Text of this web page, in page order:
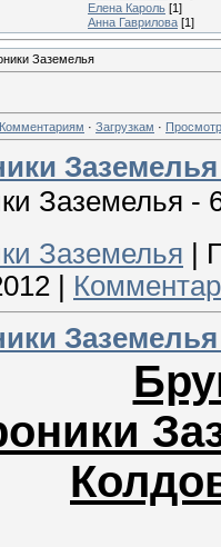
Елена Кароль [1]
Анна Гаврилова [1]
Заземелья
Комментариям · Загрузкам ·
Заземелья -
Заземелья |
|